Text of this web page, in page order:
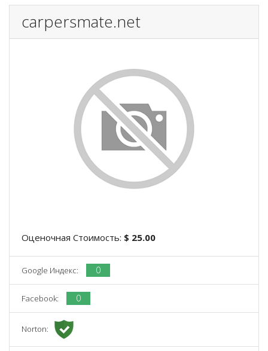
carpersmate.net
Оценочная Стоимость: $ 25.00
Google Индекс: 0
Facebook: 0
Norton: